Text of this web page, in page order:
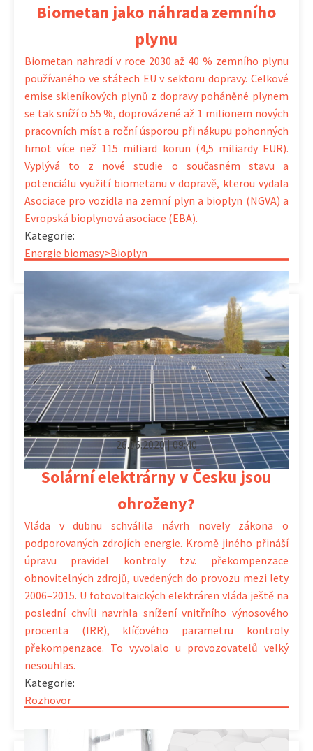
Biometan jako náhrada zemního
plynu
Biometan nahradí v roce 2030 až 40 % zemního plynu
používaného ve státech EU v sektoru dopravy. Celkové
emise skleníkových plynů z dopravy poháněné plynem
se tak sníží o 55 %, doprovázené až 1 milionem nových
pracovních míst a roční úsporou při nákupu pohonných
hmot více než 115 miliard korun (4,5 miliardy EUR).
Vyplývá to z nové studie o současném stavu a
potenciálu využití biometanu v dopravě, kterou vydala
Asociace pro vozidla na zemní plyn a bioplyn (NGVA) a
Evropská bioplynová asociace (EBA).
Kategorie:
Energie biomasy>Bioplyn
26.06.2020 | 09:40
Solární elektrárny v Česku jsou
ohroženy?
Vláda v dubnu schválila návrh novely zákona o
podporovaných zdrojích energie. Kromě jiného přináší
úpravu pravidel kontroly tzv. překompenzace
obnovitelných zdrojů, uvedených do provozu mezi lety
2006–2015. U fotovoltaických elektráren vláda ještě na
poslední chvíli navrhla snížení vnitřního výnosového
procenta (IRR), klíčového parametru kontroly
překompenzace. To vyvolalo u provozovatelů velký
nesouhlas.
Kategorie:
Rozhovor